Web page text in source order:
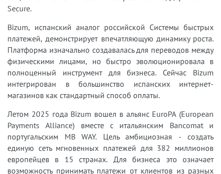
Secure.
Bizum, испанский аналог российской Системы быстрых
платежей, демонстрирует впечатляющую динамику роста.
Платформа изначально создавалась для переводов между
физическими лицами, но быстро эволюционировала в
полноценный инструмент для бизнеса. Сейчас Bizum
интегрирован в большинство испанских интернет-
магазинов как стандартный способ оплаты.
Летом 2025 года Bizum вошел в альянс EuroPA (European
Payments Alliance) вместе с итальянским Bancomat и
португальским MB WAY. Цель амбициозная - создать
единую сеть мгновенных платежей для 382 миллионов
европейцев в 15 странах. Для бизнеса это означает
возможность принимать платежи от клиентов из разных